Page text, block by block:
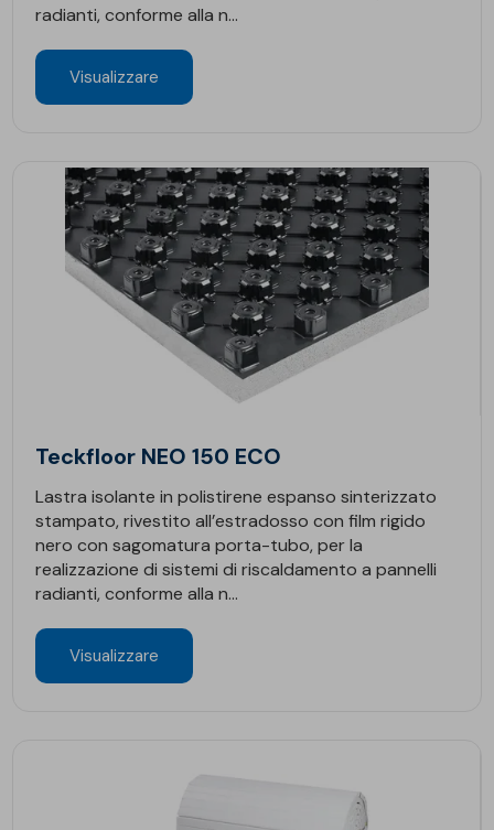
radianti, conforme alla n...
Visualizzare
Teckfloor NEO 150 ECO
Lastra isolante in polistirene espanso sinterizzato
stampato, rivestito all’estradosso con film rigido
nero con sagomatura porta-tubo, per la
realizzazione di sistemi di riscaldamento a pannelli
radianti, conforme alla n...
Visualizzare